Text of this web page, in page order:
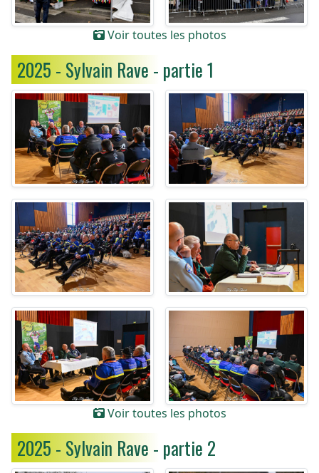
Voir toutes les photos
2025 - Sylvain Rave - partie 1
Voir toutes les photos
2025 - Sylvain Rave - partie 2